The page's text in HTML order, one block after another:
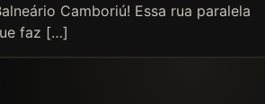
Camboriú! Essa rua paralela
faz […]